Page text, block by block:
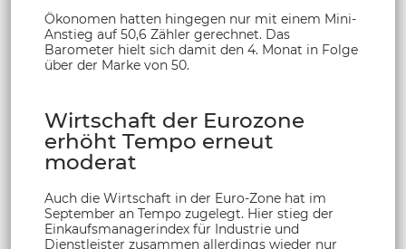
Ökonomen hatten hingegen nur mit einem Mini-
Anstieg auf 50,6 Zähler gerechnet. Das
Barometer hielt sich damit den 4. Monat in Folge
über der Marke von 50.
Wirtschaft der Eurozone
erhöht Tempo erneut
moderat
Auch die Wirtschaft in der Euro-Zone hat im
September an Tempo zugelegt. Hier stieg der
Einkaufsmanagerindex für Industrie und
Dienstleister zusammen allerdings wieder nur